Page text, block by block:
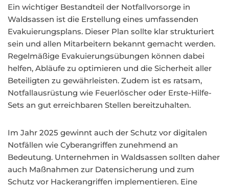
Ein wichtiger Bestandteil der Notfallvorsorge in
Waldsassen ist die Erstellung eines umfassenden
Evakuierungsplans. Dieser Plan sollte klar strukturiert
sein und allen Mitarbeitern bekannt gemacht werden.
Regelmäßige Evakuierungsübungen können dabei
helfen, Abläufe zu optimieren und die Sicherheit aller
Beteiligten zu gewährleisten. Zudem ist es ratsam,
Notfallausrüstung wie Feuerlöscher oder Erste-Hilfe-
Sets an gut erreichbaren Stellen bereitzuhalten.
Im Jahr 2025 gewinnt auch der Schutz vor digitalen
Notfällen wie Cyberangriffen zunehmend an
Bedeutung. Unternehmen in Waldsassen sollten daher
auch Maßnahmen zur Datensicherung und zum
Schutz vor Hackerangriffen implementieren. Eine